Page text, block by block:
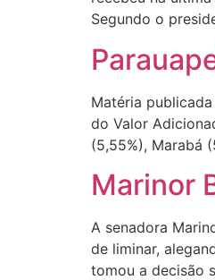
Segundo o
Matéria
do Valor
(5,55%), Marabá
Marinor
A senadora
de liminar,
tomou a decisão